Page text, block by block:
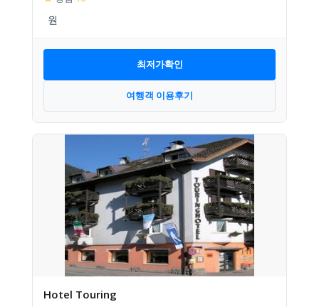
최저가확인
여행객 이용후기
Hotel Touring